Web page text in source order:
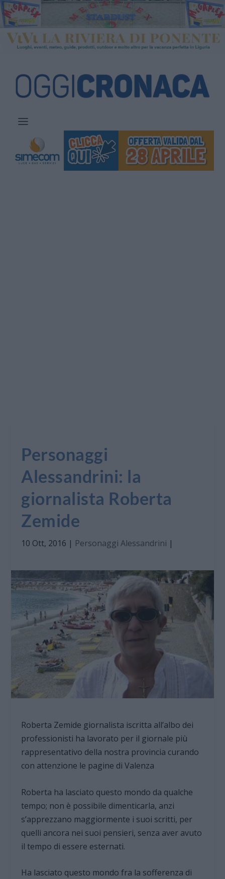
Personaggi
Alessandrini: la
giornalista Roberta
Zemide
10 Ott, 2016 | Personaggi Alessandrini |
Roberta Zemide giornalista iscritta all’albo dei
professionisti ha lavorato per il giornale più
rappresentativo della nostra provincia curando
con attenzione le pagine di Valenza
Roberta ha lasciato questo mondo da qualche
tempo; non è possibile dimenticarla, anzi
s’apprezzano maggiormente i suoi scritti, per
quelli ancora nei suoi pensieri, senza aver avuto
il tempo di essere esternati.
Ha lasciato questo mondo fra la sofferenza di